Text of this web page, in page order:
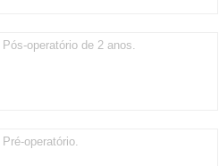
Pós-operatório de 2 anos.
Pré-operatório.